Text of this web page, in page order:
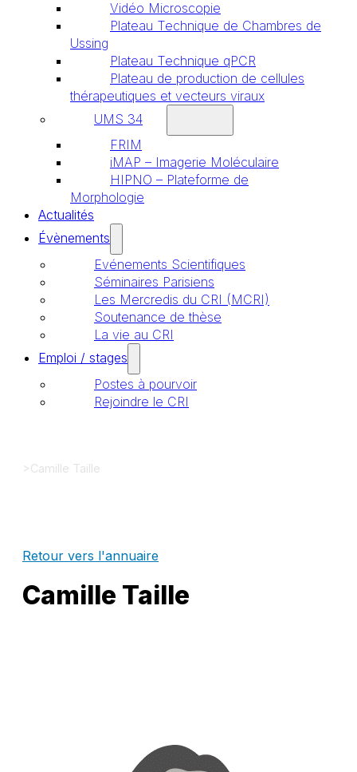
Vidéo Microscopie
Plateau Technique de Chambres de
Ussing
Plateau Technique qPCR
Plateau de production de cellules
thérapeutiques et vecteurs viraux
UMS 34
FRIM
iMAP – Imagerie Moléculaire
HIPNO – Plateforme de
Morphologie
Actualités
Évènements
Evénements Scientifiques
Séminaires Parisiens
Les Mercredis du CRI (MCRI)
Soutenance de thèse
La vie au CRI
Emploi / stages
Postes à pourvoir
Rejoindre le CRI
>Camille Taille
Retour vers l'annuaire
Camille Taille